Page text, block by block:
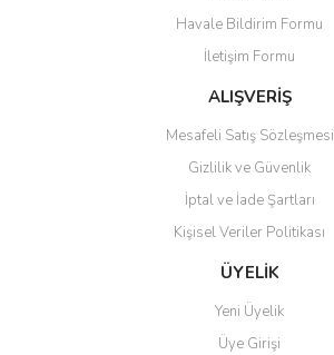
Havale Bildirim Formu
İletişim Formu
ALIŞVERİŞ
Mesafeli Satış Sözleşmesi
Gizlilik ve Güvenlik
İptal ve İade Şartları
Kişisel Veriler Politikası
ÜYELİK
Yeni Üyelik
Üye Girişi